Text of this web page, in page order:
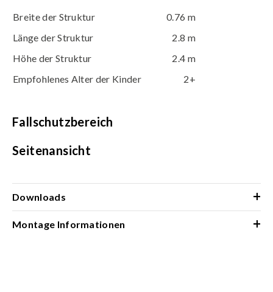
Breite der Struktur
0.76 m
Länge der Struktur
2.8 m
Höhe der Struktur
2.4 m
Empfohlenes Alter der Kinder
2+
Fallschutzbereich
Seitenansicht
Downloads +
Montage Informationen +